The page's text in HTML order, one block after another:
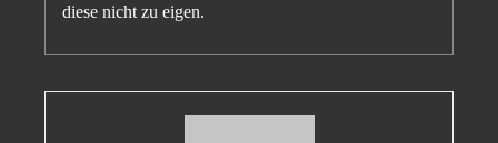
diese nicht zu eigen.